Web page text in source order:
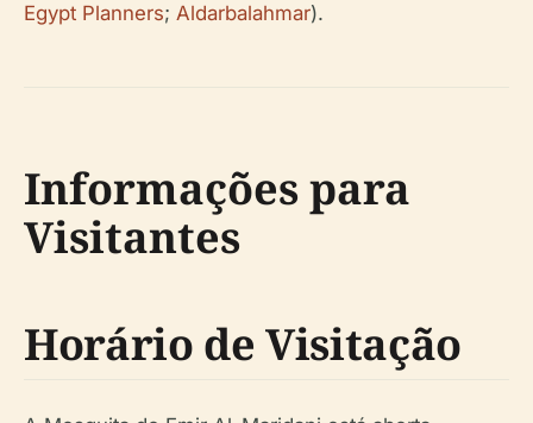
Egypt Planners; Aldarbalahmar).
Informações para
Visitantes
Horário de Visitação